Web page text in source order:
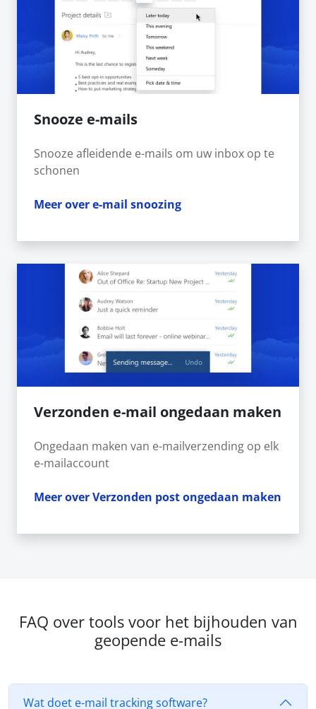
Snooze e-mails
Snooze afleidende e-mails om uw inbox op te
schonen
Meer over e-mail snoozing
Verzonden e-mail ongedaan maken
Ongedaan maken van e-mailverzending op elk
e-mailaccount
Meer over Verzonden post ongedaan maken
FAQ over tools voor het bijhouden van
geopende e-mails
Wat doet e-mail tracking software?